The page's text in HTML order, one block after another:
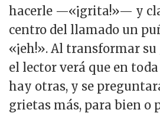
hacerle —«¡grita!»— y
centro del llamado un
«¡eh!». Al transformar
el lector verá que en
hay otras, y se
grietas más, para bien o